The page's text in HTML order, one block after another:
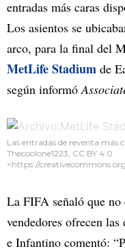
entradas más caras
Los asientos se
arco, para la final del
MetLife Stadium de
según informó
Las entradas de reventa más
Thecoolone1223, CC BY 4.0
<https://
La FIFA señaló que
vendedores ofrecen las
e Infantino comentó: